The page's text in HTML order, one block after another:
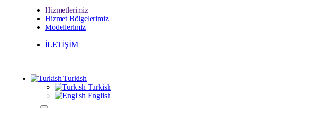
Hizmetlerimiz
Hizmet Bölgelerimiz
Modellerimiz
İLETİŞİM
Turkish
Turkish
English